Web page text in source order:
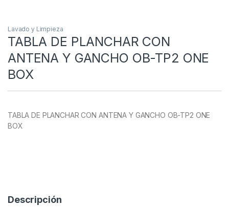
Lavado y Limpieza
TABLA DE PLANCHAR CON
ANTENA Y GANCHO OB-TP2 ONE
BOX
TABLA DE PLANCHAR CON ANTENA Y GANCHO OB-TP2 ONE
BOX
Descripción